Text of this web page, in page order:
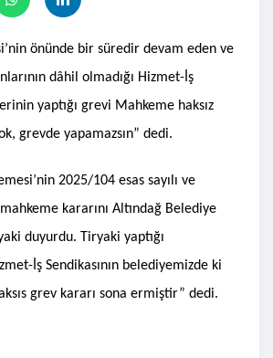
önünde bir süredir devam eden ve
dâhil olmadığı Hizmet-İş
yaptığı grevi Mahkeme haksız
grevde yapamazsın” dedi.
2025/104 esas sayılı ve
kararını Altındağ Belediye
duyurdu. Tiryaki yaptığı
İş Sendikasının belediyemizde ki
grev kararı sona ermiştir” dedi.